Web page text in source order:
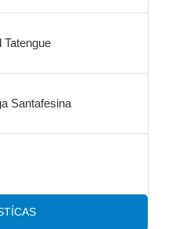
Tatengue
Santafesina